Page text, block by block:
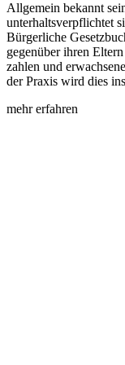
Allgemein bekannt
unterhaltsverpflichtet
Bürgerliche
gegenüber ihren
zahlen und
der Praxis wird dies
mehr erfahren